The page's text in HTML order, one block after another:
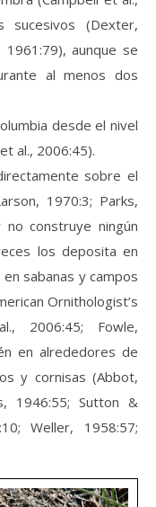
(Dexter,
aunque se
al menos dos
desde el nivel
al., 2006:45).
sobre el
1970:3; Parks,
construye ningún
los deposita en
sabanas y campos
Ornithologist’s
2006:45; Fowle,
en alrededores de
y cornisas (Abbot,
1946:55; Sutton &
Weller, 1958:57;